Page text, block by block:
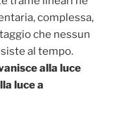
complessa,
che nessun
al tempo.
alla luce
luce a